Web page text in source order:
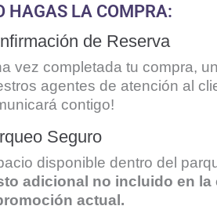
HAGAS LA COMPRA:
de Reserva
vez completada tu compra,
agentes de atención al
contigo!
Seguro
disponible dentro del
adicional no incluido en la
actual.